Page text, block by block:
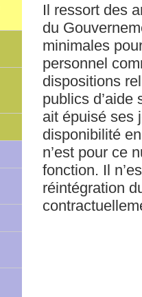
Il ressort des
du
minimales
personnel
dispositions
publics d’aide
ait épuisé ses
disponibilité
n’est pour ce
fonction. Il
réintégration